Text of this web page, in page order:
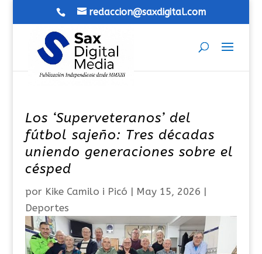
redaccion@saxdigital.com
Los ‘Superveteranos’ del
fútbol sajeño: Tres décadas
uniendo generaciones sobre el
césped
por Kike Camilo i Picó | May 15, 2026 |
Deportes